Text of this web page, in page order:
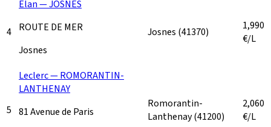
4
Elan — JOSNES
ROUTE DE MER
Josnes
Josnes (41370)
1,990
€/L
5
Leclerc — ROMORANTIN-
LANTHENAY
81 Avenue de Paris
Romorantin-
Lanthenay(41200)
2,060
€/L